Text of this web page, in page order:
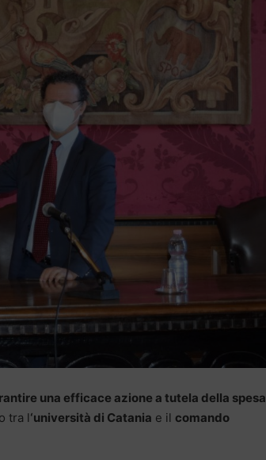
una efficace azione a tutela della spesa
tra l‘università di Catania e il comando